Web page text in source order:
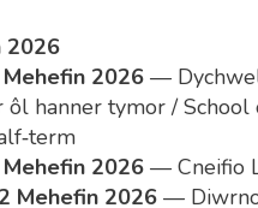
2026
Mehefin 2026 —
ôl hanner tymor / School
2026 — Cneifio
Mehefin 2026 —